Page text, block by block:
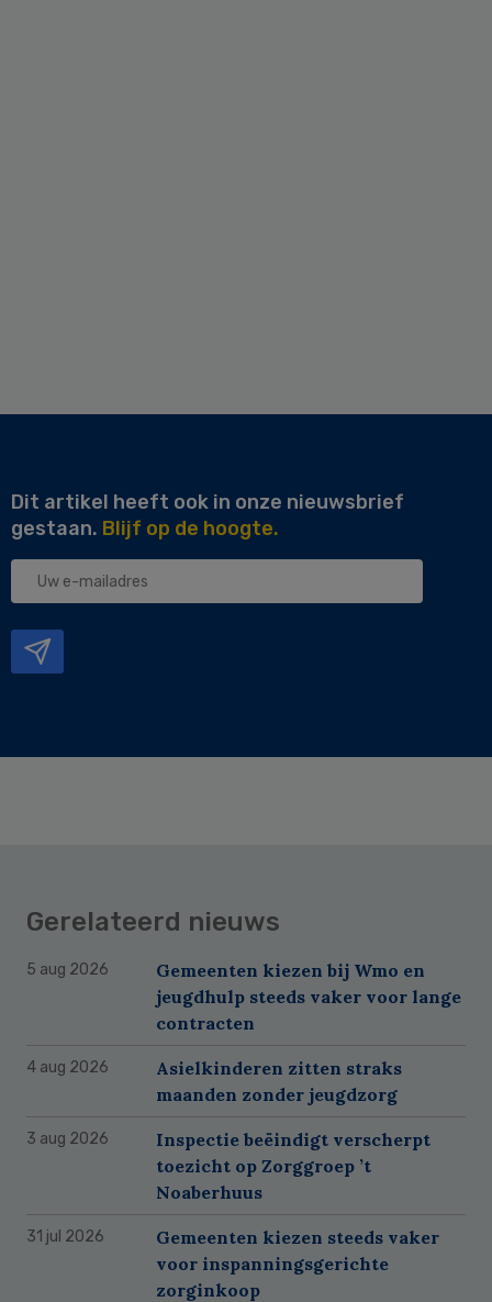
Dit artikel heeft ook in onze nieuwsbrief
gestaan. Blijf op de hoogte.
Uw
Gerelateerd nieuws
5 aug 2026
Gemeenten kiezen bij Wmo en
jeugdhulp steeds vaker voor lange
contracten
4 aug 2026
Asielkinderen zitten straks
maanden zonder jeugdzorg
3 aug 2026
Inspectie beëindigt verscherpt
toezicht op Zorggroep ’t
Noaberhuus
31 jul 2026
Gemeenten kiezen steeds vaker
voor inspanningsgerichte
zorginkoop